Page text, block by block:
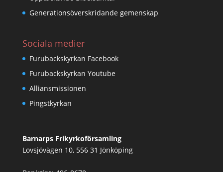
Generationsöverskridande gemenskap
Sociala medier
Furubackskyrkan Facebook
Furubackskyrkan Youtube
Alliansmissionen
Pingstkyrkan
Barnarps Frikyrkoförsamling
Lovsjövägen 10, 556 31 Jönköping